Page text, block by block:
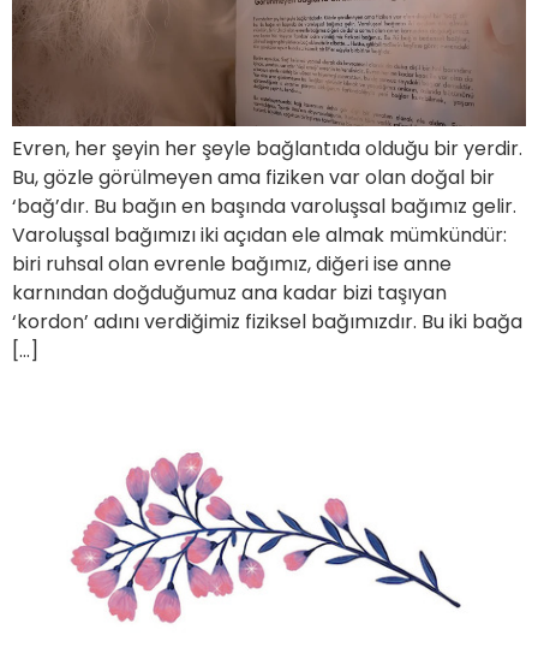
Evren, her şeyin her şeyle bağlantıda olduğu bir yerdir.
Bu, gözle görülmeyen ama fiziken var olan doğal bir
‘bağ’dır. Bu bağın en başında varoluşsal bağımız gelir.
Varoluşsal bağımızı iki açıdan ele almak mümkündür:
biri ruhsal olan evrenle bağımız, diğeri ise anne
karnından doğduğumuz ana kadar bizi taşıyan
‘kordon’ adını verdiğimiz fiziksel bağımızdır. Bu iki bağa
[…]